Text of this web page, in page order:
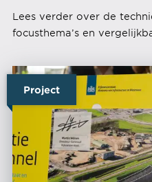
Lees verder over de
focusthema’s en
Project